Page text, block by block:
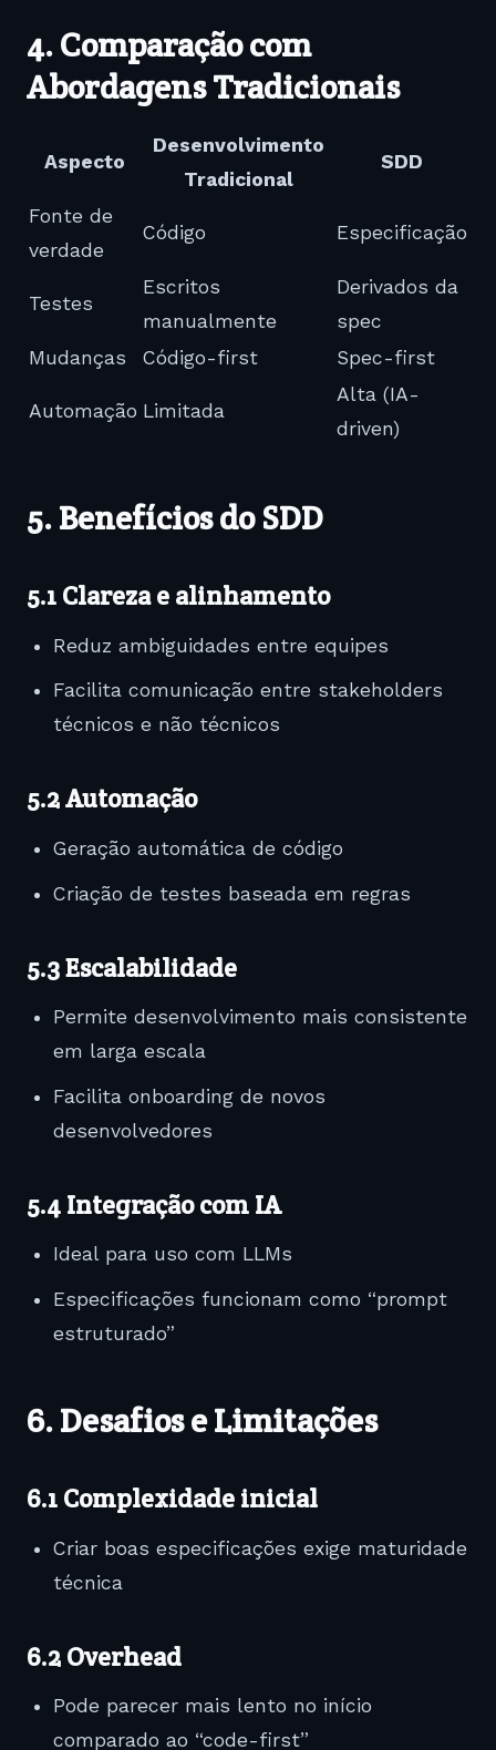
4. Comparação com
Abordagens Tradicionais
Aspecto
Desenvolvimento
Tradicional
SDD
Fonte de
verdade
Código Especificação
Testes
Escritos
manualmente
Derivados da
spec
Mudanças
Código-first Spec-first
Automação Limitada
Alta (IA-
driven)
5. Benefícios do SDD
5.1 Clareza e alinhamento
Reduz ambiguidades entre equipes
Facilita comunicação entre stakeholders
técnicos e não técnicos
5.2 Automação
Geração automática de código
Criação de testes baseada em regras
5.3 Escalabilidade
Permite desenvolvimento mais consistente
em larga escala
Facilita onboarding de novos
desenvolvedores
5.4 Integração com IA
Ideal para uso com LLMs
Especificações funcionam como “prompt
estruturado”
6. Desafios e Limitações
6.1 Complexidade inicial
Criar boas especificações exige maturidade
técnica
6.2 Overhead
Pode parecer mais lento no início
comparado ao “code-first”